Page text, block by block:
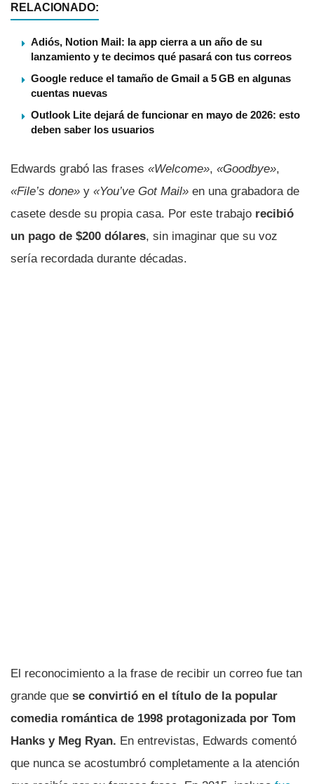
RELACIONADO:
Adiós, Notion Mail: la app cierra a un año de su
lanzamiento y te decimos qué pasará con tus correos
Google reduce el tamaño de Gmail a 5 GB en algunas
cuentas nuevas
Outlook Lite dejará de funcionar en mayo de 2026: esto
deben saber los usuarios
Edwards grabó las frases «Welcome», «Goodbye»,
«File’s done» y «You’ve Got Mail» en una grabadora de
casete desde su propia casa. Por este trabajo recibió
un pago de $200 dólares, sin imaginar que su voz
sería recordada durante décadas.
El reconocimiento a la frase de recibir un correo fue tan
grande que se convirtió en el título de la popular
comedia romántica de 1998 protagonizada por Tom
Hanks y Meg Ryan. En entrevistas, Edwards comentó
que nunca se acostumbró completamente a la atención